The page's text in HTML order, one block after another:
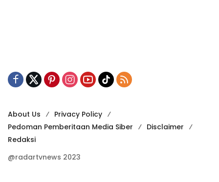
About Us
Privacy Policy
Pedoman Pemberitaan Media Siber
Disclaimer
Redaksi
@radartvnews 2023